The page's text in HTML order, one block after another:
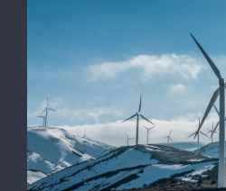
Are There Other